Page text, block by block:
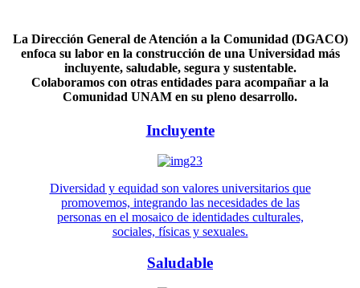
La Dirección General de Atención a la Comunidad (DGACO)
enfoca su labor en la construcción de una Universidad más
incluyente, saludable, segura y sustentable.
Colaboramos con otras entidades para acompañar a la
Comunidad UNAM en su pleno desarrollo.
Incluyente
Diversidad y equidad son valores universitarios que
promovemos, integrando las necesidades de las
personas en el mosaico de identidades culturales,
sociales, físicas y sexuales.
Saludable